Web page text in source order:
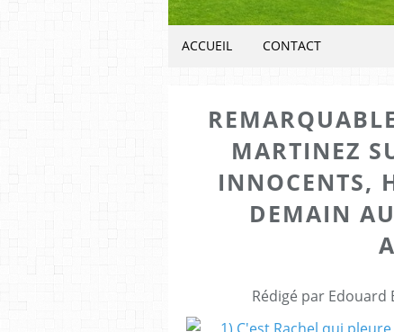
ACCUEIL CONTACT
MARTINEZ
INNOCENTS,
DEMAIN
Rédigé par